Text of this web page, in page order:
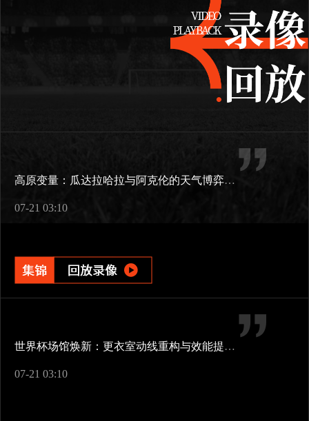
高原变量：瓜达拉哈拉与阿克伦的天气博弈如何重塑2026世界杯战术逻辑
07-21 03:10
世界杯场馆焕新：更衣室动线重构与效能提升方案
07-21 03:10